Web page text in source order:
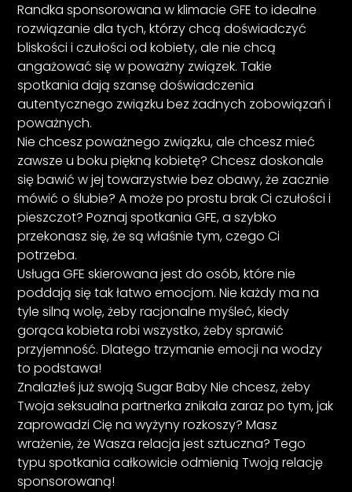
Randka sponsorowana w klimacie GFE to idealne
rozwiązanie dla tych, którzy chcą doświadczyć
bliskości i czułości od kobiety, ale nie chcą
angażować się w poważny związek. Takie
spotkania dają szansę doświadczenia
autentycznego związku bez żadnych zobowiązań i
poważnych.
Nie chcesz poważnego związku, ale chcesz mieć
zawsze u boku piękną kobietę? Chcesz doskonale
się bawić w jej towarzystwie bez obawy, że zacznie
mówić o ślubie? A może po prostu brak Ci czułości i
pieszczot? Poznaj spotkania GFE, a szybko
przekonasz się, że są właśnie tym, czego Ci
potrzeba.
Usługa GFE skierowana jest do osób, które nie
poddają się tak łatwo emocjom. Nie każdy ma na
tyle silną wolę, żeby racjonalne myśleć, kiedy
gorąca kobieta robi wszystko, żeby sprawić
przyjemność. Dlatego trzymanie emocji na wodzy
to podstawa!
Znalazłeś już swoją Sugar Baby Nie chcesz, żeby
Twoja seksualna partnerka znikała zaraz po tym, jak
zaprowadzi Cię na wyżyny rozkoszy? Masz
wrażenie, że Wasza relacja jest sztuczna? Tego
typu spotkania całkowicie odmienią Twoją relację
sponsorowaną!